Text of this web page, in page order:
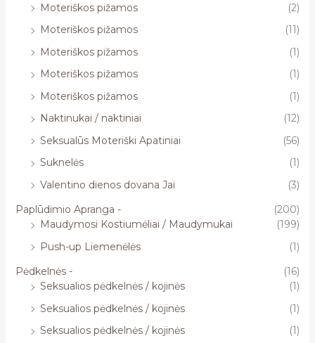
Moteriškos pižamos
(2)
Moteriškos pižamos
(11)
Moteriškos pižamos
(1)
Moteriškos pižamos
(1)
Moteriškos pižamos
(1)
Naktinukai / naktiniai
(12)
Seksualūs Moteriški Apatiniai
(56)
Suknelės
(1)
Valentino dienos dovana Jai
(3)
Paplūdimio Apranga -
(200)
Maudymosi Kostiumėliai / Maudymukai
(199)
Push-up Liemenėlės
(1)
Pėdkelnės -
(16)
Seksualios pėdkelnės / kojinės
(1)
Seksualios pėdkelnės / kojinės
(1)
Seksualios pėdkelnės / kojinės
(1)